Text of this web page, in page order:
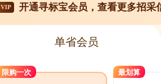
VIP 开通寻标宝会员，查看更多招采
单省会员
限购一次 最划算